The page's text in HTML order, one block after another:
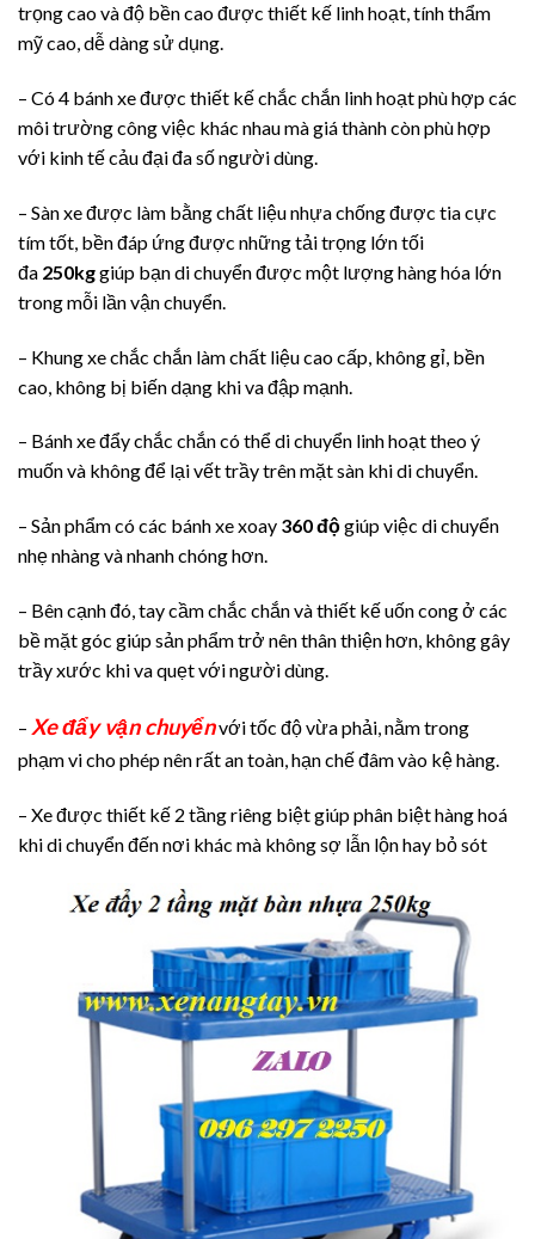
trọng cao và độ bền cao được thiết kế linh hoạt, tính thẩm
mỹ cao, dễ dàng sử dụng.
– Có 4 bánh xe được thiết kế chắc chắn linh hoạt phù hợp các
môi trường công việc khác nhau mà giá thành còn phù hợp
với kinh tế cảu đại đa số người dùng.
– Sàn xe được làm bằng chất liệu nhựa chống được tia cực
tím tốt, bền đáp ứng được những tải trọng lớn tối
đa 250kggiúp bạn di chuyển được một lượng hàng hóa lớn
trong mỗi lần vận chuyển.
– Khung xe chắc chắn làm chất liệu cao cấp, không gỉ, bền
cao, không bị biến dạng khi va đập mạnh.
– Bánh xe đẩy chắc chắn có thể di chuyển linh hoạt theo ý
muốn và không để lại vết trầy trên mặt sàn khi di chuyển.
– Sản phẩm có các bánh xe xoay 360 độgiúp việc di chuyển
nhẹ nhàng và nhanh chóng hơn.
– Bên cạnh đó, tay cầm chắc chắn và thiết kế uốn cong ở các
bề mặt góc giúp sản phẩm trở nên thân thiện hơn, không gây
trầy xước khi va quẹt với người dùng.
– Xe đẩy vận chuyểnvới tốc độ vừa phải, nằm trong
phạm vi cho phép nên rất an toàn, hạn chế đâm vào kệ hàng.
– Xe được thiết kế 2 tầng riêng biệt giúp phân biệt hàng hoá
khi di chuyển đến nơi khác mà không sợ lẫn lộn hay bỏ sót